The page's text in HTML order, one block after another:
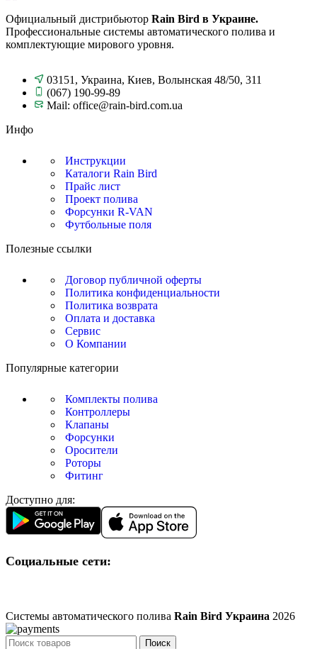
Официальный дистрибьютор Rain Bird в Украине.
Профессиональные системы автоматического полива и
комплектующие мирового уровня.
03151, Украина, Киев, Волынская 48/50, 311
(067) 190-99-89
Mail: office@rain-bird.com.ua
Инфо
Инструкции
Каталоги Rain Bird
Прайс лист
Проект полива
Форсунки R-VAN
Футбольные поля
Полезные ссылки
Договор публичной оферты
Политика конфиденциальности
Политика возврата
Оплата и доставка
Сервис
О Компании
Популярные категории
Комплекты полива
Контроллеры
Клапаны
Форсунки
Оросители
Роторы
Фитинг
Доступно для:
Социальные сети:
Системы автоматического полива Rain Bird Украина 2026
Поиск